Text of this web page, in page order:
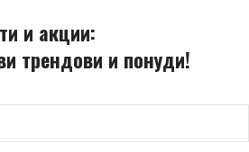
и акции:
трендови и понуди!